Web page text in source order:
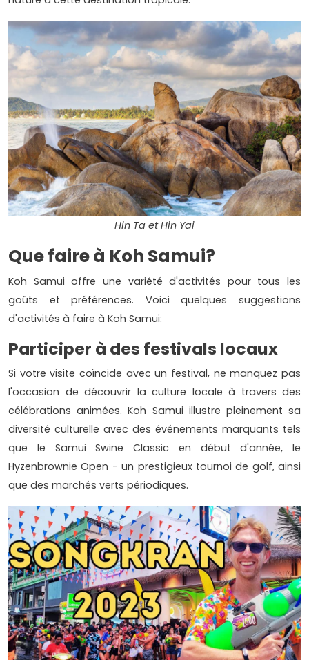
Hin Ta et Hin Yai
Que faire à Koh Samui?
Koh Samui offre une variété d'activités pour tous les
goûts et préférences. Voici quelques suggestions
d'activités à faire à Koh Samui:
Participer à des festivals locaux
Si votre visite coïncide avec un festival, ne manquez pas
l'occasion de découvrir la culture locale à travers des
célébrations animées. Koh Samui illustre pleinement sa
diversité culturelle avec des événements marquants tels
que le Samui Swine Classic en début d'année, le
Hyzenbrownie Open - un prestigieux tournoi de golf, ainsi
que des marchés verts périodiques.